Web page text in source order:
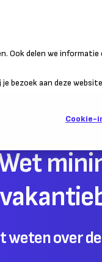
Ook delen we
bezoek aan deze
Cookie-
weten over